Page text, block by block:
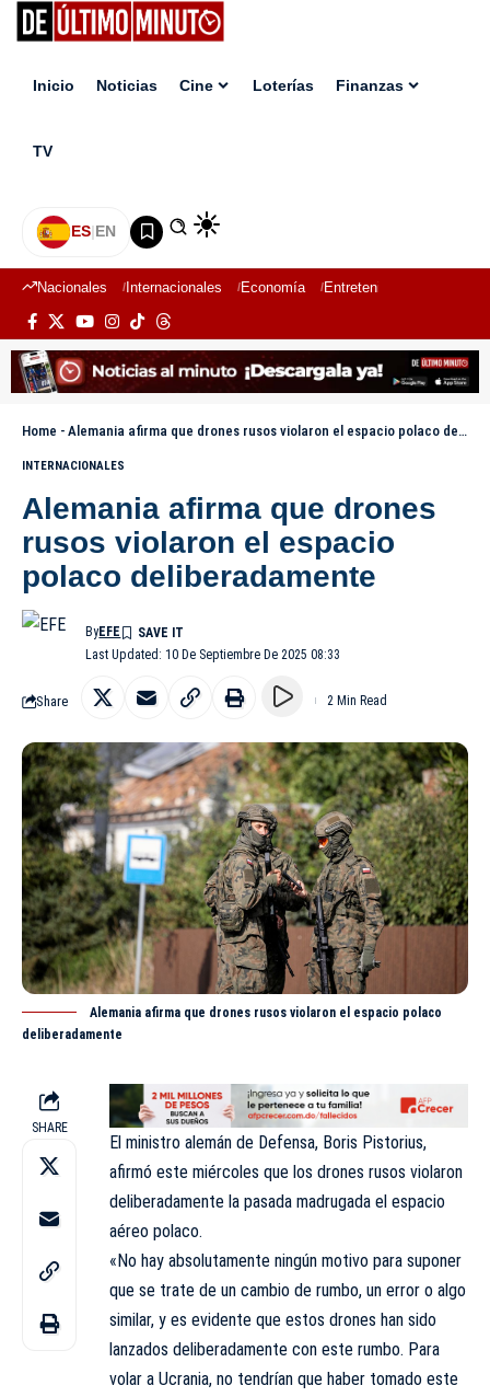
Inicio Noticias Cine Loterías Finanzas
TV
ES|EN
Nacionales Internacionales Economía Entretenimiento
Home - Alemania afirma que drones rusos violaron el espacio polaco deliberadamente
INTERNACIONALES
Alemania afirma que drones
rusos violaron el espacio
polaco deliberadamente
Last Updated: 10 De Septiembre De 2025 08:33
ByEFE
Share 2 Min Read
Alemania afirma que drones rusos violaron el espacio polaco
deliberadamente
SHARE
El ministro alemán de Defensa, Boris Pistorius,
afirmó este miércoles que los drones rusos violaron
deliberadamente la pasada madrugada el espacio
aéreo polaco.
«No hay absolutamente ningún motivo para suponer
que se trate de un cambio de rumbo, un error o algo
similar, y es evidente que estos drones han sido
lanzados deliberadamente con este rumbo. Para
volar a Ucrania, no tendrían que haber tomado este